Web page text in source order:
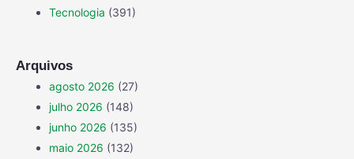
Tecnologia (391)
Arquivos
agosto 2026 (27)
julho 2026 (148)
junho 2026 (135)
maio 2026 (132)